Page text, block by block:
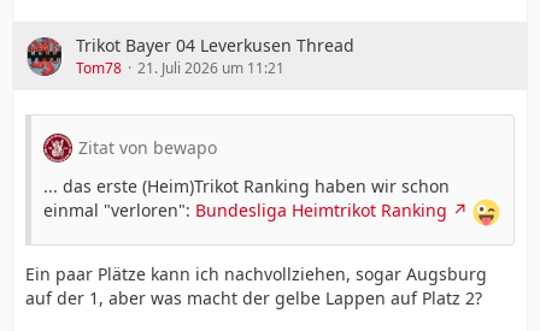
Trikot Bayer 04 Leverkusen Thread
Tom78 21. Juli 2026 um 11:21
Zitat von bewapo
... das erste (Heim)Trikot Ranking haben wir schon
einmal "verloren": Bundesliga Heimtrikot Ranking
Ein paar Plätze kann ich nachvollziehen, sogar Augsburg
auf der 1, aber was macht der gelbe Lappen auf Platz 2?